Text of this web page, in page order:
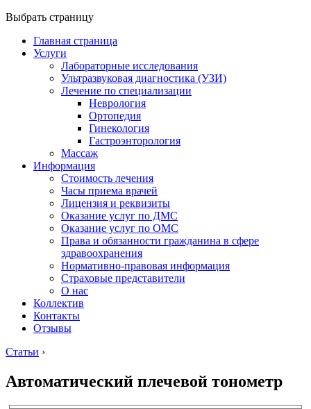
Выбрать страницу
Главная страница
Услуги
Лабораторные исследования
Ультразвуковая диагностика (УЗИ)
Лечение по специализации
Неврология
Ортопедия
Гинекология
Гастроэнторология
Массаж
Информация
Стоимость лечения
Часы приема врачей
Лицензия и реквизиты
Оказание услуг по ДМС
Оказание услуг по ОМС
Права и обязанности гражданина в сфере
здравоохранения
Нормативно-правовая информация
Страховые представители
О нас
Коллектив
Контакты
Отзывы
Статьи ›
Автоматический плечевой тонометр